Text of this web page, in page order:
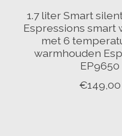
1.7 liter Smart
Espressions smart
met 6
warmhouden
EP9650
€149,00